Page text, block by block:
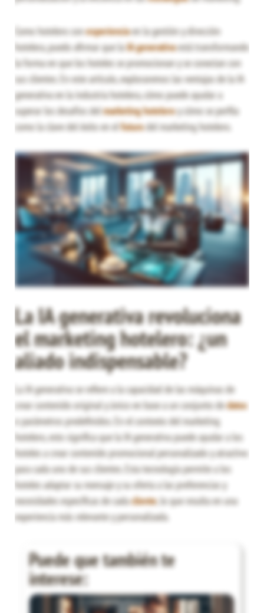
Como hotelero conexperienciaen la gestión y dirección
hotelera, puedo afirmar que laIA generativaestá transformando
la forma en que los hoteles se promocionan y se conectan con
sus clientes. En este artículo, exploraremos las ventajas de la IA
generativa en la industria hotelera, cómo puede ayudar a
superar los desafíos delmarketing hoteleroy cómo se perfila
como la clave del éxito en elfuturodel marketing hotelero.
La IA generativa revoluciona
el marketing hotelero: ¿un
aliado indispensable?
La IA generativa se refiere a la capacidad de las máquinas de
crear contenido original y único en base a un conjunto dedatos
o parámetros predefinidos. En el contexto del marketing
hotelero, esto significa que la IA generativa puede ayudar a los
hoteles a crear contenido promocional personalizado y atractivo
para cada uno de sus clientes. Esta tecnología permite a los
hoteles adaptar su mensaje y su oferta a las preferencias y
necesidades específicas de cadacliente, lo que resulta en una
experiencia más relevante y personalizada.
Puede que también te
interese: